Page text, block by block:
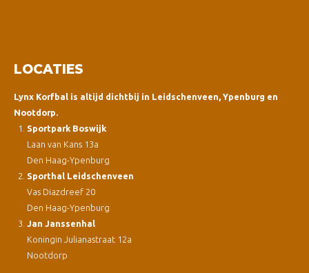
LOCATIES
Lynx Korfbal is altijd dichtbij in Leidschenveen, Ypenburg en
Nootdorp.
Sportpark Boswijk
Laan van Kans 13a
Den Haag-Ypenburg
Sporthal Leidschenveen
Vas Diazdreef 20
Den Haag-Ypenburg
Jan Janssenhal
Koningin Julianastraat 12a
Nootdorp